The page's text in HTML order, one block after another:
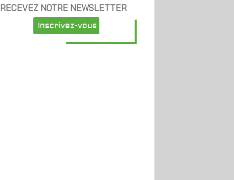
RECEVEZ NOTRE NEWSLETTER
Inscrivez-vous